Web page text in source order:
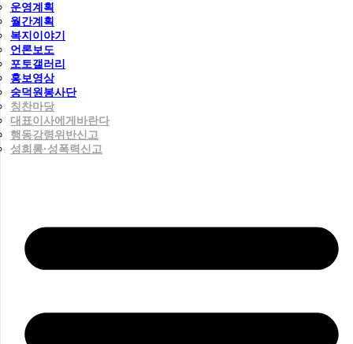
운영계획
월간계획
복지이야기
언론보도
포토갤러리
홍보영상
숭덕원봉사단
칭찬마당
대표이사에게바란다
행동강령위반신고
성희롱·성폭력신고